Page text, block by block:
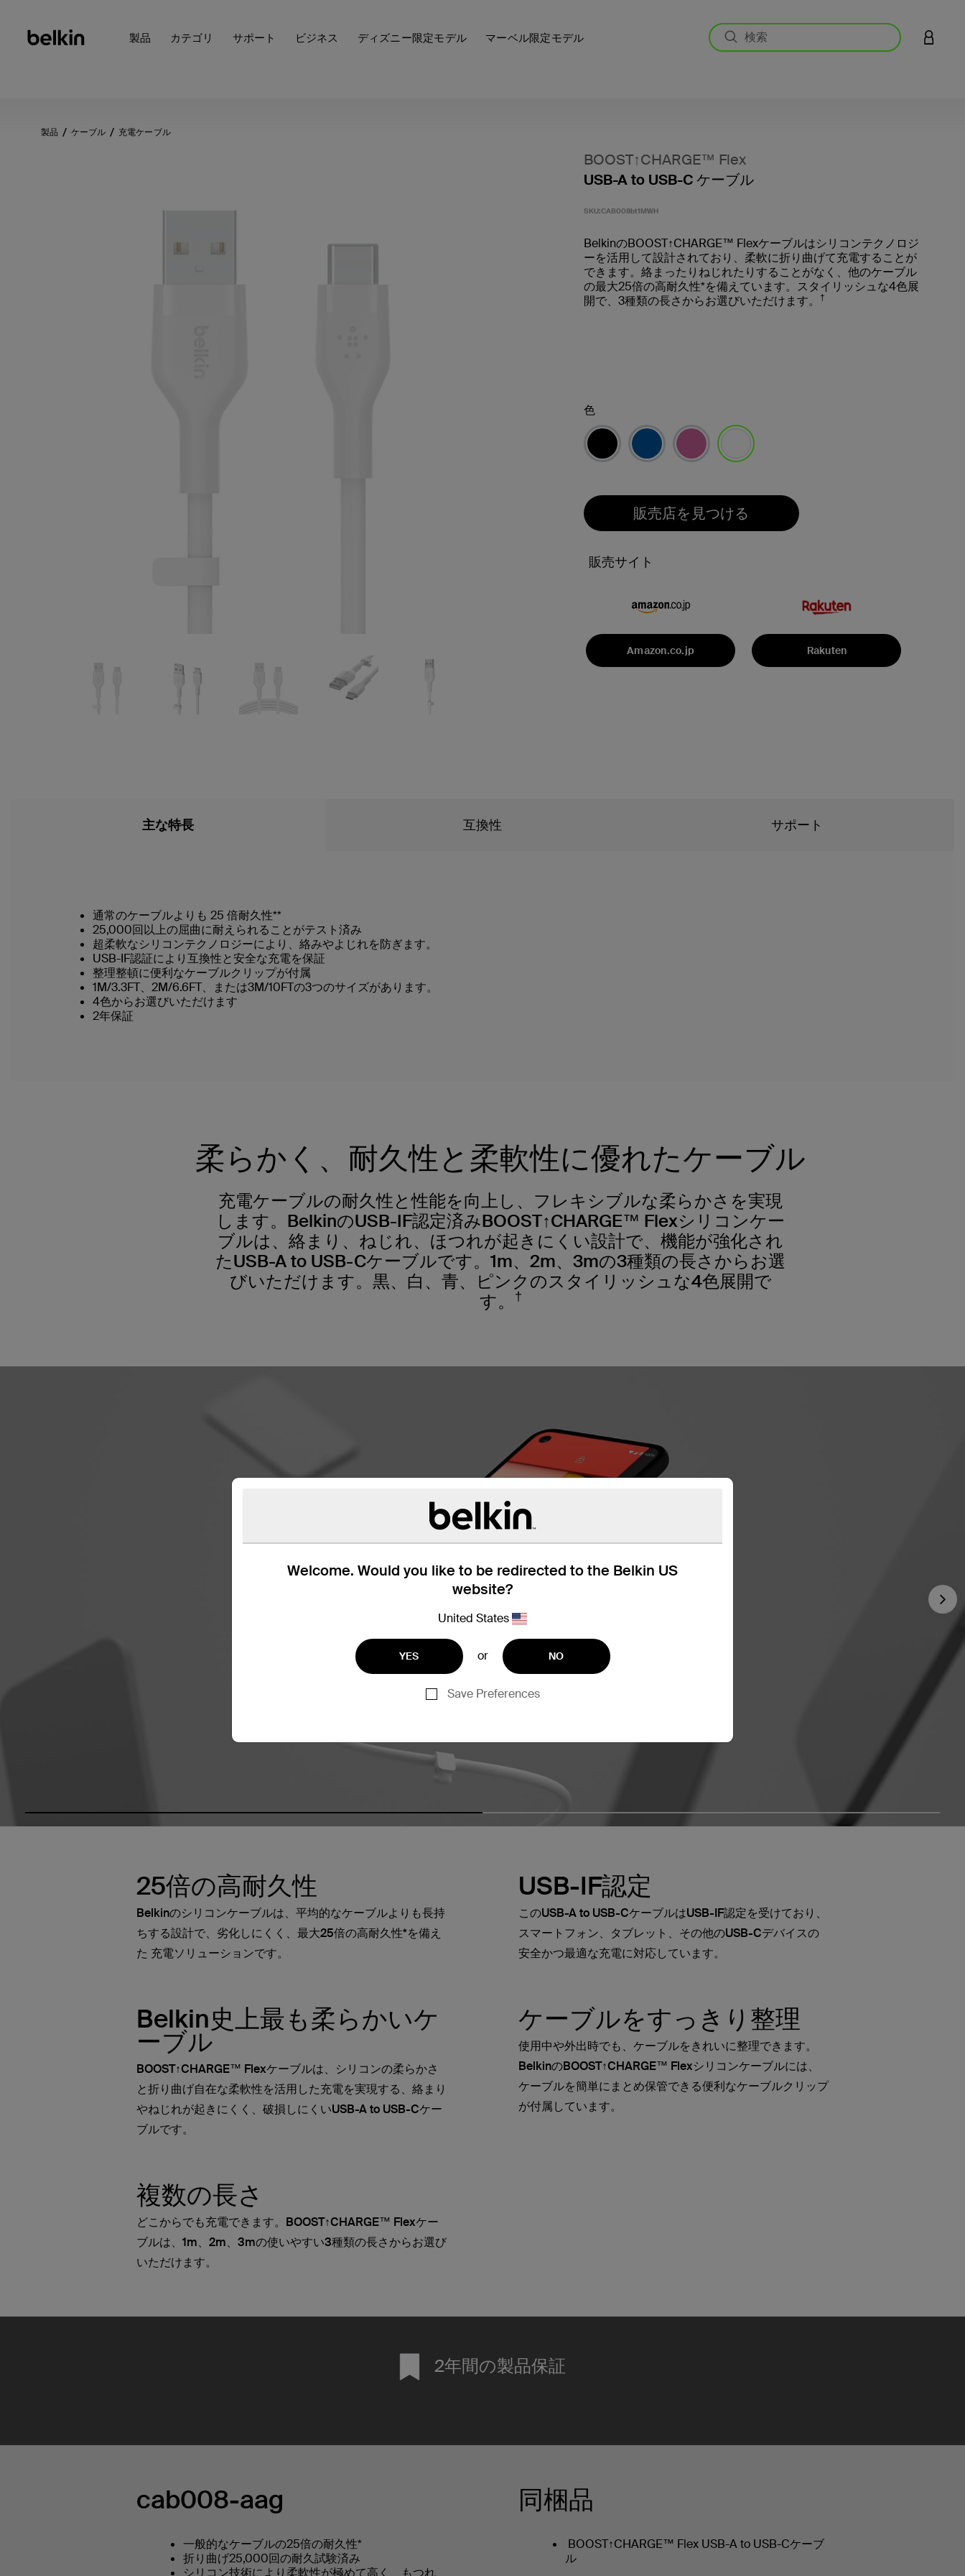
製品 カテゴリ サポート ビジネス ディズニー限定モデル マーベル限定モデル アカウ
Welcome. Would you like to be redirected to the Belkin US
website?
United States
YES or NO
Save Preferences
製品 ケーブル 充電ケーブル
BOOST↑CHARGE™ Flex
USB-A to USB-C ケーブル
SKU:CAB008bt1MWH
BelkinのBOOST↑CHARGE™ Flexケーブルはシリコンテクノロジ
ーを活用して設計されており、柔軟に折り曲げて充電することが
できます。絡まったりねじれたりすることがなく、他のケーブル
の最大25倍の高耐久性*を備えています。スタイリッシュな4色展
開で、3種類の長さからお選びいただけます。
†
色
販売店を見つける
販売サイト
Amazon.co.jp Rakuten
主な特長 互換性 サポート
通常のケーブルよりも 25 倍耐久性**
25,000回以上の屈曲に耐えられることがテスト済み
超柔軟なシリコンテクノロジーにより、絡みやよじれを防ぎます。
USB-IF認証により互換性と安全な充電を保証
整理整頓に便利なケーブルクリップが付属
1M/3.3FT、2M/6.6FT、または3M/10FTの3つのサイズがあります。
4色からお選びいただけます
2年保証
柔らかく、耐久性と柔軟性に優れたケーブル
充電ケーブルの耐久性と性能を向上し、フレキシブルな柔らかさを実現
します。BelkinのUSB-IF認定済みBOOST↑CHARGE™ Flexシリコンケー
ブルは、絡まり、ねじれ、ほつれが起きにくい設計で、機能が強化され
たUSB-A to USB-Cケーブルです。1m、2m、3mの3種類の長さからお選
びいただけます。黒、白、青、ピンクのスタイリッシュな4色展開で
す。
†
Next
25倍の高耐久性
Belkinのシリコンケーブルは、平均的なケーブルよりも長持
ちする設計で、劣化しにくく、最大25倍の高耐久性*を備え
た 充電ソリューションです。
USB-IF認定
このUSB-A to USB-CケーブルはUSB-IF認定を受けており、
スマートフォン、タブレット、その他のUSB-Cデバイスの
安全かつ最適な充電に対応しています。
Belkin史上最も柔らかいケ
ーブル
BOOST↑CHARGE™ Flexケーブルは、シリコンの柔らかさ
と折り曲げ自在な柔軟性を活用した充電を実現する、絡まり
やねじれが起きにくく、破損しにくいUSB-A to USB-Cケー
ブルです。
ケーブルをすっきり整理
使用中や外出時でも、ケーブルをきれいに整理できます。
BelkinのBOOST↑CHARGE™ Flexシリコンケーブルには、
ケーブルを簡単にまとめ保管できる便利なケーブルクリップ
が付属しています。
複数の長さ
どこからでも充電できます。BOOST↑CHARGE™ Flexケー
ブルは、1m、2m、3mの使いやすい3種類の長さからお選び
いただけます。
2年間の製品保証
cab008-aag
一般的なケーブルの25倍の耐久性*
折り曲げ25,000回の耐久試験済み
シリコン技術により柔軟性が極めて高く、もつれ
同梱品
BOOST↑CHARGE™ Flex USB-A to USB-Cケーブ
ル